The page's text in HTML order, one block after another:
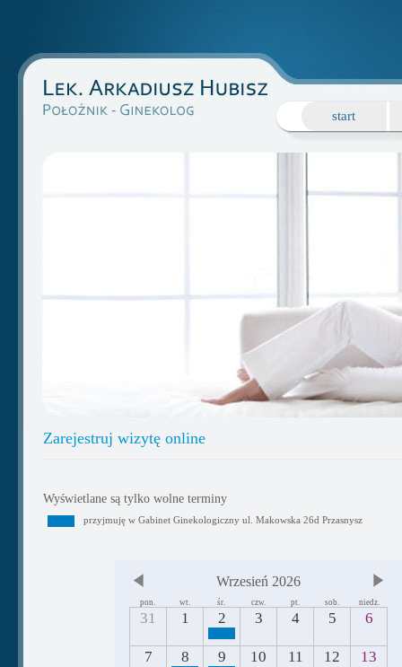
start
Zarejestruj wizytę online
Wyświetlane są tylko wolne terminy
przyjmuję w Gabinet Ginekologiczny ul. Makowska 26d Przasnysz
Wrzesień 2026
pon. wt. śr. czw. pt. sob. niedz.
31 1 2 3 4 5 6
7 8 9 10 11 12 13